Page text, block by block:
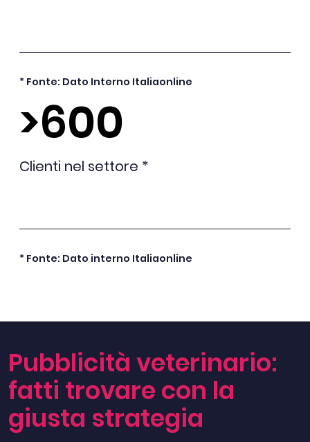
* Fonte: Dato Interno Italiaonline
>600
Clienti nel settore *
* Fonte: Dato interno Italiaonline
Pubblicità veterinario:
fatti trovare con la
giusta strategia